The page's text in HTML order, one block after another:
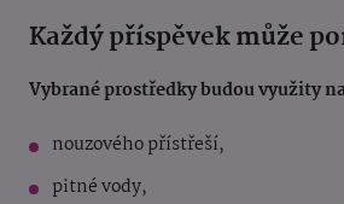
Každý příspěvek může
Vybrané prostředky budou využity
nouzového přístřeší,
pitné vody,